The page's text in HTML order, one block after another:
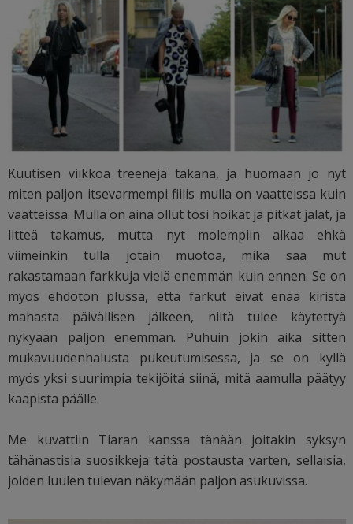
Kuutisen viikkoa treenejä takana, ja huomaan jo nyt
miten paljon itsevarmempi fiilis mulla on vaatteissa kuin
vaatteissa. Mulla on aina ollut tosi hoikat ja pitkät jalat, ja
litteä takamus, mutta nyt molempiin alkaa ehkä
viimeinkin tulla jotain muotoa, mikä saa mut
rakastamaan farkkuja vielä enemmän kuin ennen. Se on
myös ehdoton plussa, että farkut eivät enää kiristä
mahasta päivällisen jälkeen, niitä tulee käytettyä
nykyään paljon enemmän. Puhuin jokin aika sitten
mukavuudenhalusta pukeutumisessa, ja se on kyllä
myös yksi suurimpia tekijöitä siinä, mitä aamulla päätyy
kaapista päälle.
Me kuvattiin Tiaran kanssa tänään joitakin syksyn
tähänastisia suosikkeja tätä postausta varten, sellaisia,
joiden luulen tulevan näkymään paljon asukuvissa.